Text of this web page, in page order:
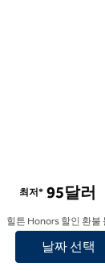
최저* 95달러
힐튼 Honors 할인 환불
날짜 선택